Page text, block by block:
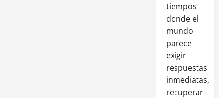
tiempos
donde el
mundo
parece
exigir
respuestas
inmediatas,
recuperar